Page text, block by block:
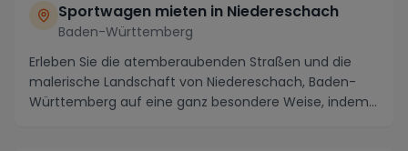
Sportwagen mieten in Niedereschach
Baden-Württemberg
Erleben Sie die atemberaubenden Straßen und die
malerische Landschaft von Niedereschach, Baden-
Württemberg auf eine ganz besondere Weise, indem